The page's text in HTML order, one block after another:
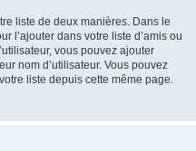
liste de deux manières. Dans le
l’ajouter dans votre liste d’amis ou
vous pouvez ajouter
nom d’utilisateur. Vous pouvez
liste depuis cette même page.